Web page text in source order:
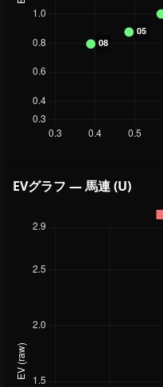
EVグラフ — 馬連 (U)